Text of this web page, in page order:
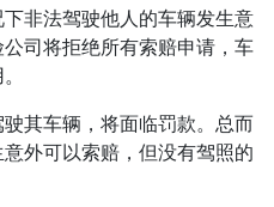
非法驾驶他人的车辆发生意
司将拒绝所有索赔申请，车
其车辆，将面临罚款。总而
外可以索赔，但没有驾照的